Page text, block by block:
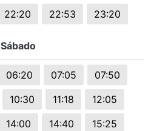
22:20 22:53 23:20
Sábado
06:20 07:05
07:50
10:30 11:18
12:05
14:00 14:40
15:25